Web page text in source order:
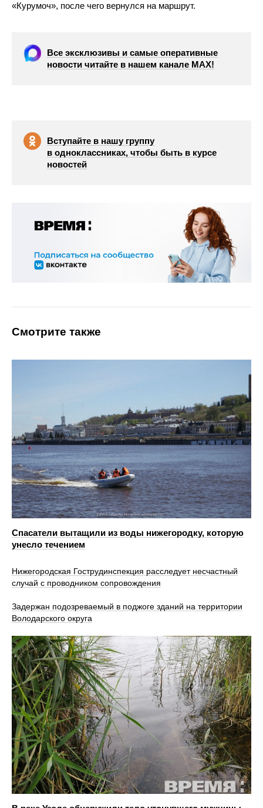
«Курумоч», после чего вернулся на маршрут.
Все эксклюзивы и самые оперативные
новости читайте в нашем канале МАХ!
Вступайте в нашу группу
в одноклассниках, чтобы быть в курсе
новостей
Смотрите также
Спасатели вытащили из воды нижегородку, которую
унесло течением
Нижегородская Гострудинспекция расследует несчастный
случай с проводником сопровождения
Задержан подозреваемый в поджоге зданий на территории
Володарского округа